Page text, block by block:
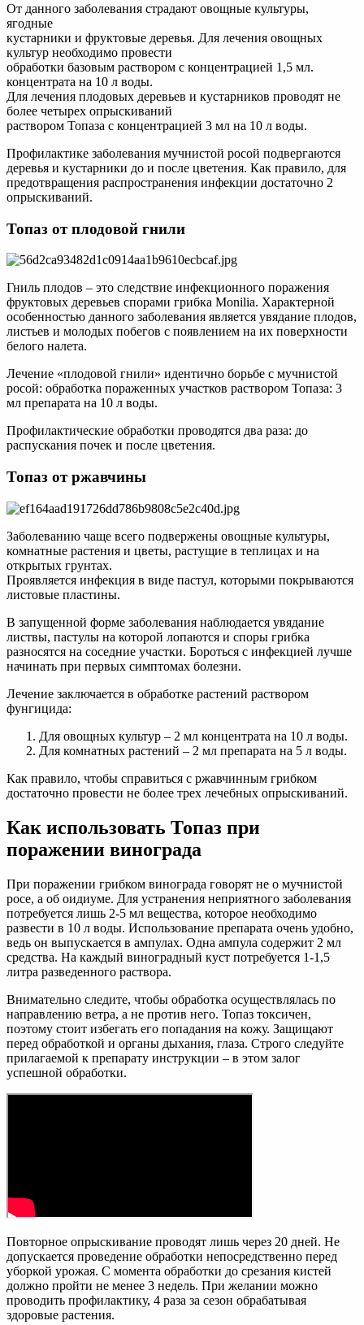
От данного заболевания страдают овощные культуры,
ягодные
кустарники и фруктовые деревья. Для лечения овощных
культур необходимо провести
обработки базовым раствором с концентрацией 1,5 мл.
концентрата на 10 л воды.
Для лечения плодовых деревьев и кустарников проводят не
более четырех опрыскиваний
раствором Топаза с концентрацией 3 мл на 10 л воды.
Профилактике заболевания мучнистой росой подвергаются
деревья и кустарники до и после цветения. Как правило, для
предотвращения распространения инфекции достаточно 2
опрыскиваний.
Топаз от плодовой гнили
Гниль плодов – это следствие инфекционного поражения
фруктовых деревьев спорами грибка Monilia. Характерной
особенностью данного заболевания является увядание плодов,
листьев и молодых побегов с появлением на их поверхности
белого налета.
Лечение «плодовой гнили» идентично борьбе с мучнистой
росой: обработка пораженных участков раствором Топаза: 3
мл препарата на 10 л воды.
Профилактические обработки проводятся два раза: до
распускания почек и после цветения.
Топаз от ржавчины
Заболеванию чаще всего подвержены овощные культуры,
комнатные растения и цветы, растущие в теплицах и на
открытых грунтах.
Проявляется инфекция в виде пастул, которыми покрываются
листовые пластины.
В запущенной форме заболевания наблюдается увядание
листвы, пастулы на которой лопаются и споры грибка
разносятся на соседние участки. Бороться с инфекцией лучше
начинать при первых симптомах болезни.
Лечение заключается в обработке растений раствором
фунгицида:
Для овощных культур – 2 мл концентрата на 10 л воды.
Для комнатных растений – 2 мл препарата на 5 л воды.
Как правило, чтобы справиться с ржавчинным грибком
достаточно провести не более трех лечебных опрыскиваний.
Как использовать Топаз при
поражении винограда
При поражении грибком винограда говорят не о мучнистой
росе, а об оидиуме. Для устранения неприятного заболевания
потребуется лишь 2-5 мл вещества, которое необходимо
развести в 10 л воды. Использование препарата очень удобно,
ведь он выпускается в ампулах. Одна ампула содержит 2 мл
средства. На каждый виноградный куст потребуется 1-1,5
литра разведенного раствора.
Внимательно следите, чтобы обработка осуществлялась по
направлению ветра, а не против него. Топаз токсичен,
поэтому стоит избегать его попадания на кожу. Защищают
перед обработкой и органы дыхания, глаза. Строго следуйте
прилагаемой к препарату инструкции – в этом залог
успешной обработки.
Повторное опрыскивание проводят лишь через 20 дней. Не
допускается проведение обработки непосредственно перед
уборкой урожая. С момента обработки до срезания кистей
должно пройти не менее 3 недель. При желании можно
проводить профилактику, 4 раза за сезон обрабатывая
здоровые растения.